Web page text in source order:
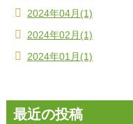
2024年04月(1)
2024年02月(1)
2024年01月(1)
最近の投稿